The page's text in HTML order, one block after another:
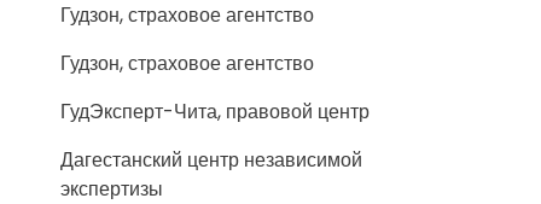
Гудзон, страховое агентство
Гудзон, страховое агентство
ГудЭксперт-Чита, правовой центр
Дагестанский центр независимой
экспертизы